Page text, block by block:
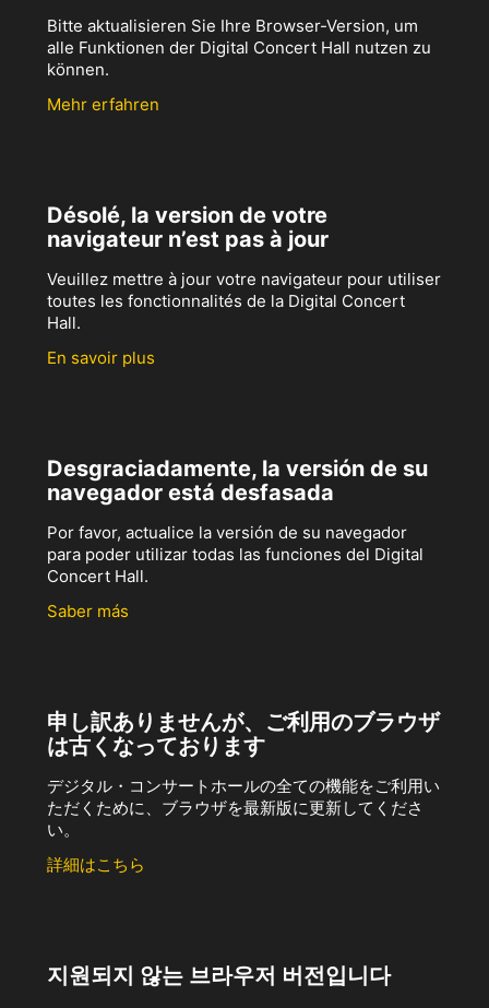
Bitte aktualisieren Sie Ihre Browser-Version, um
alle Funktionen der Digital Concert Hall nutzen zu
können.
Mehr erfahren
Désolé, la version de votre
navigateur n’est pas à jour
Veuillez mettre à jour votre navigateur pour utiliser
toutes les fonctionnalités de la Digital Concert
Hall.
En savoir plus
Desgraciadamente, la versión de su
navegador está desfasada
Por favor, actualice la versión de su navegador
para poder utilizar todas las funciones del Digital
Concert Hall.
Saber más
申し訳ありませんが、ご利用のブラウザ
は古くなっております
デジタル・コンサートホールの全ての機能をご利用い
ただくために、ブラウザを最新版に更新してくださ
い。
詳細はこちら
지원되지 않는 브라우저 버전입니다